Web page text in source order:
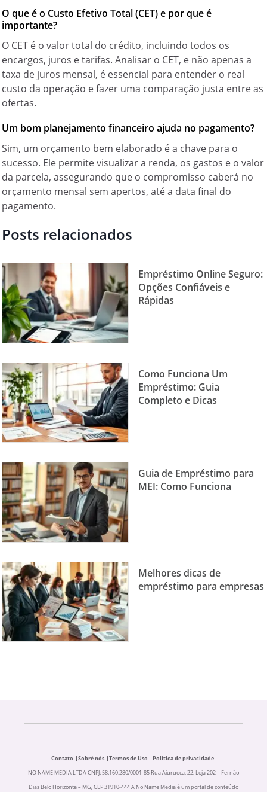
O que é o Custo Efetivo Total (CET) e por que é
importante?
O CET é o valor total do crédito, incluindo todos os
encargos, juros e tarifas. Analisar o CET, e não apenas a
taxa de juros mensal, é essencial para entender o real
custo da operação e fazer uma comparação justa entre as
ofertas.
Um bom planejamento financeiro ajuda no pagamento?
Sim, um orçamento bem elaborado é a chave para o
sucesso. Ele permite visualizar a renda, os gastos e o valor
da parcela, assegurando que o compromisso caberá no
orçamento mensal sem apertos, até a data final do
pagamento.
Posts relacionados
Empréstimo Online Seguro:
Opções Confiáveis e
Rápidas
Como Funciona Um
Empréstimo: Guia
Completo e Dicas
Guia de Empréstimo para
MEI: Como Funciona
Melhores dicas de
empréstimo para empresas
Contato Sobré nós Termos de Uso
Política de privacidade
NO NAME MEDIA LTDA CNPJ: 58.160.280/0001-85 Rua Aiuruoca, 22, Loja 202 – Fernão
Dias Belo Horizonte – MG, CEP 31910-444 A No Name Media é um portal de conteúdo